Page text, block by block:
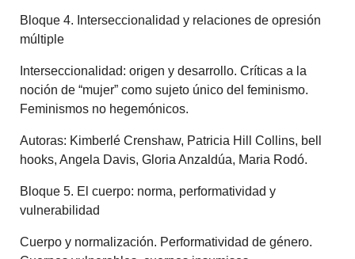
Bloque 4. Interseccionalidad y relaciones de opresión
múltiple
Interseccionalidad: origen y desarrollo. Críticas a la
noción de “mujer” como sujeto único del feminismo.
Feminismos no hegemónicos.
Autoras: Kimberlé Crenshaw, Patricia Hill Collins, bell
hooks, Angela Davis, Gloria Anzaldúa, Maria Rodó.
Bloque 5. El cuerpo: norma, performatividad y
vulnerabilidad
Cuerpo y normalización. Performatividad de género.